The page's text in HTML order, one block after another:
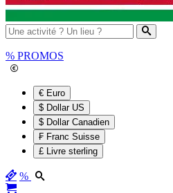
% PROMOS
€ Euro
$ Dollar US
$ Dollar Canadien
₣ Franc Suisse
£ Livre sterling
%